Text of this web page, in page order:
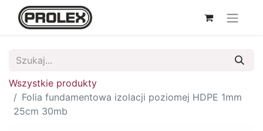
Wszystkie produkty
Folia fundamentowa izolacji poziomej HDPE 1mm
25cm 30mb